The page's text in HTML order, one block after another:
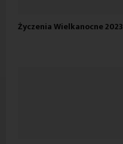
Życzenia Wielkanocne 2023